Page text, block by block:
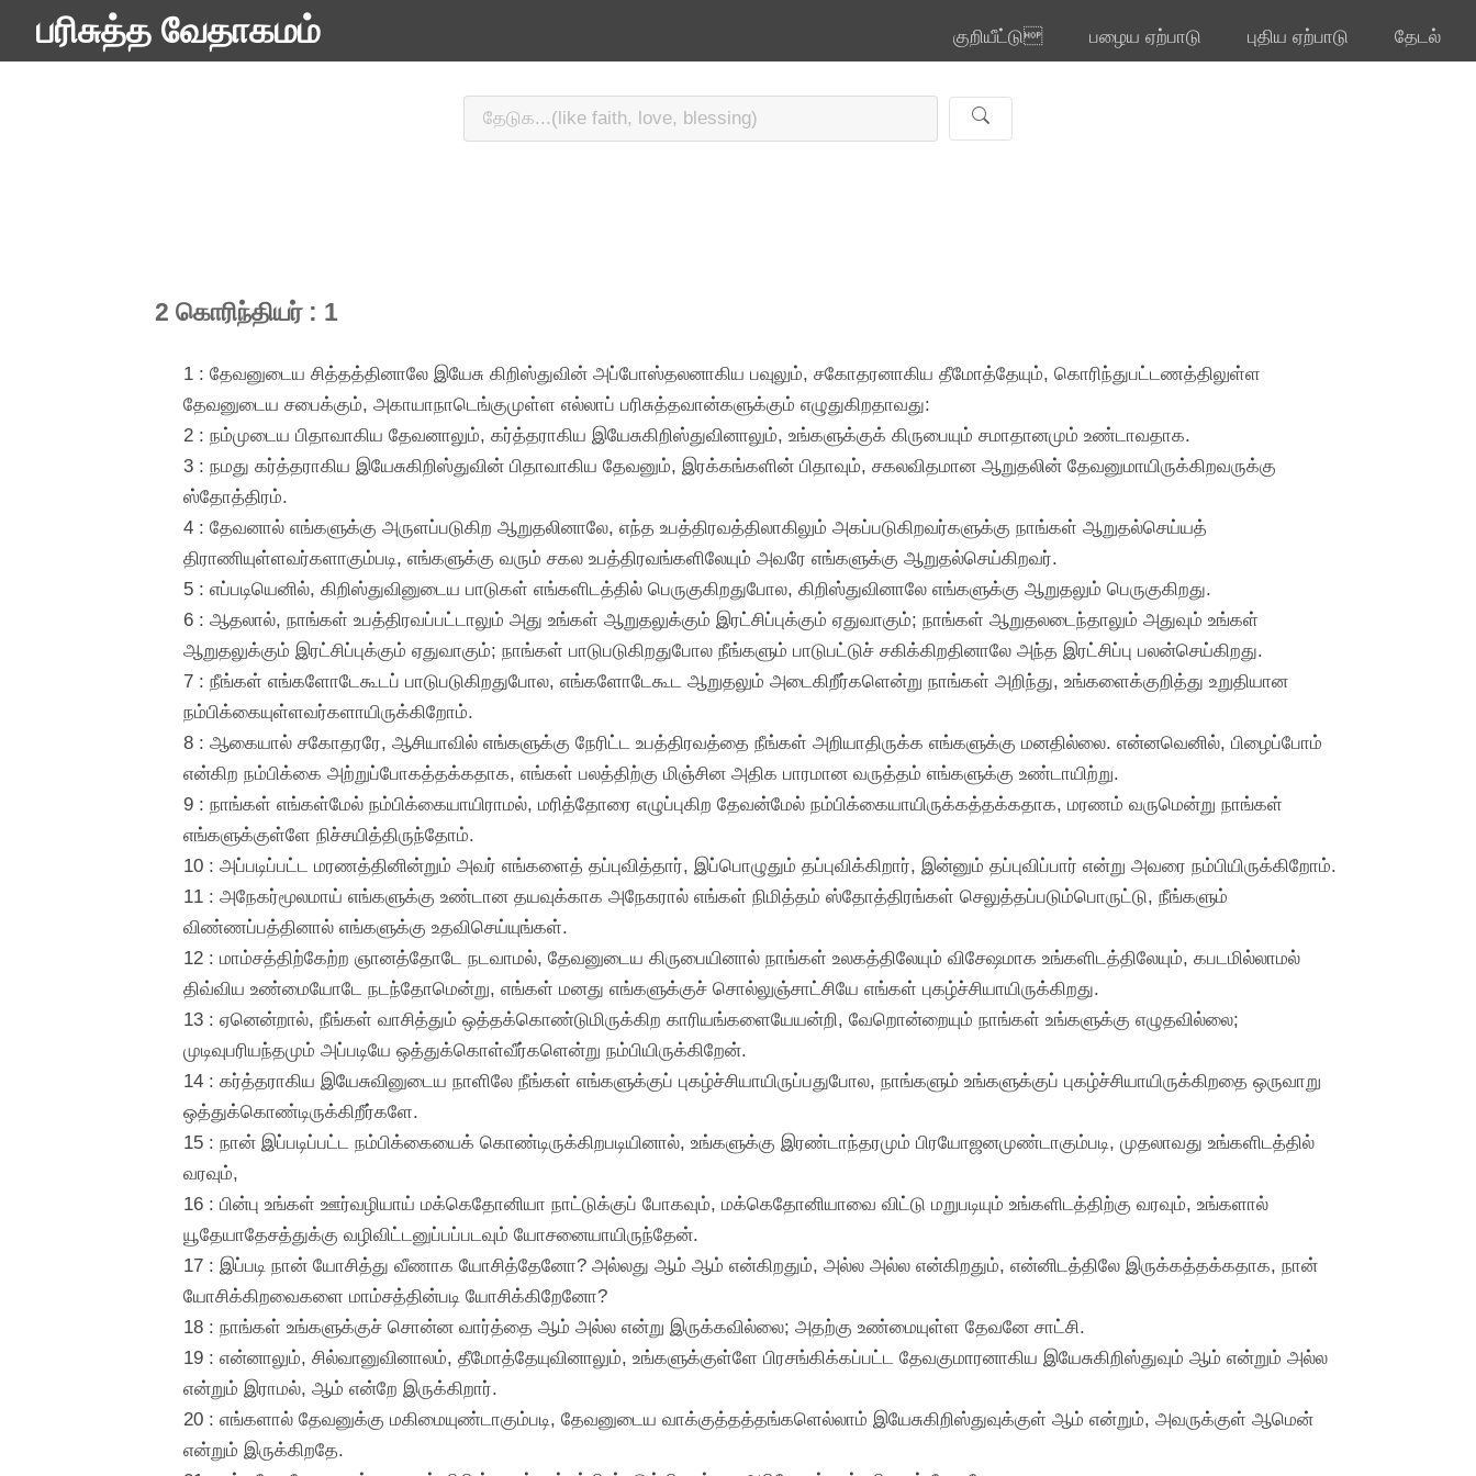
பரிசுத்த வேதாகமம் குறியீட்டு பழைய ஏற்பாடு புதிய ஏற்பாடு தேடல்
2 கொரிந்தியர் : 1
1 : தேவனுடைய சித்தத்தினாலே இயேசு கிறிஸ்துவின் அப்போஸ்தலனாகிய பவுலும், சகோதரனாகிய தீமோத்தேயும், கொரிந்துபட்டணத்திலுள்ள
தேவனுடைய சபைக்கும், அகாயாநாடெங்குமுள்ள எல்லாப் பரிசுத்தவான்களுக்கும் எழுதுகிறதாவது:
2 : நம்முடைய பிதாவாகிய தேவனாலும், கர்த்தராகிய இயேசுகிறிஸ்துவினாலும், உங்களுக்குக் கிருபையும் சமாதானமும் உண்டாவதாக.
3 : நமது கர்த்தராகிய இயேசுகிறிஸ்துவின் பிதாவாகிய தேவனும், இரக்கங்களின் பிதாவும், சகலவிதமான ஆறுதலின் தேவனுமாயிருக்கிறவருக்கு
ஸ்தோத்திரம்.
4 : தேவனால் எங்களுக்கு அருளப்படுகிற ஆறுதலினாலே, எந்த உபத்திரவத்திலாகிலும் அகப்படுகிறவர்களுக்கு நாங்கள் ஆறுதல்செய்யத்
திராணியுள்ளவர்களாகும்படி, எங்களுக்கு வரும் சகல உபத்திரவங்களிலேயும் அவரே எங்களுக்கு ஆறுதல்செய்கிறவர்.
5 : எப்படியெனில், கிறிஸ்துவினுடைய பாடுகள் எங்களிடத்தில் பெருகுகிறதுபோல, கிறிஸ்துவினாலே எங்களுக்கு ஆறுதலும் பெருகுகிறது.
6 : ஆதலால், நாங்கள் உபத்திரவப்பட்டாலும் அது உங்கள் ஆறுதலுக்கும் இரட்சிப்புக்கும் ஏதுவாகும்; நாங்கள் ஆறுதலடைந்தாலும் அதுவும் உங்கள்
ஆறுதலுக்கும் இரட்சிப்புக்கும் ஏதுவாகும்; நாங்கள் பாடுபடுகிறதுபோல நீங்களும் பாடுபட்டுச் சகிக்கிறதினாலே அந்த இரட்சிப்பு பலன்செய்கிறது.
7 : நீங்கள் எங்களோடேகூடப் பாடுபடுகிறதுபோல, எங்களோடேகூட ஆறுதலும் அடைகிறீர்களென்று நாங்கள் அறிந்து, உங்களைக்குறித்து உறுதியான
நம்பிக்கையுள்ளவர்களாயிருக்கிறோம்.
8 : ஆகையால் சகோதரரே, ஆசியாவில் எங்களுக்கு நேரிட்ட உபத்திரவத்தை நீங்கள் அறியாதிருக்க எங்களுக்கு மனதில்லை. என்னவெனில், பிழைப்போம்
என்கிற நம்பிக்கை அற்றுப்போகத்தக்கதாக, எங்கள் பலத்திற்கு மிஞ்சின அதிக பாரமான வருத்தம் எங்களுக்கு உண்டாயிற்று.
9 : நாங்கள் எங்கள்மேல் நம்பிக்கையாயிராமல், மரித்தோரை எழுப்புகிற தேவன்மேல் நம்பிக்கையாயிருக்கத்தக்கதாக, மரணம் வருமென்று நாங்கள்
எங்களுக்குள்ளே நிச்சயித்திருந்தோம்.
10 : அப்படிப்பட்ட மரணத்தினின்றும் அவர் எங்களைத் தப்புவித்தார், இப்பொழுதும் தப்புவிக்கிறார், இன்னும் தப்புவிப்பார் என்று அவரை நம்பியிருக்கிறோம்.
11 : அநேகர்மூலமாய் எங்களுக்கு உண்டான தயவுக்காக அநேகரால் எங்கள் நிமித்தம் ஸ்தோத்திரங்கள் செலுத்தப்படும்பொருட்டு, நீங்களும்
விண்ணப்பத்தினால் எங்களுக்கு உதவிசெய்யுங்கள்.
12 : மாம்சத்திற்கேற்ற ஞானத்தோடே நடவாமல், தேவனுடைய கிருபையினால் நாங்கள் உலகத்திலேயும் விசேஷமாக உங்களிடத்திலேயும், கபடமில்லாமல்
திவ்விய உண்மையோடே நடந்தோமென்று, எங்கள் மனது எங்களுக்குச் சொல்லுஞ்சாட்சியே எங்கள் புகழ்ச்சியாயிருக்கிறது.
13 : ஏனென்றால், நீங்கள் வாசித்தும் ஒத்தக்கொண்டுமிருக்கிற காரியங்களையேயன்றி, வேறொன்றையும் நாங்கள் உங்களுக்கு எழுதவில்லை;
முடிவுபரியந்தமும் அப்படியே ஒத்துக்கொள்வீர்களென்று நம்பியிருக்கிறேன்.
14 : கர்த்தராகிய இயேசுவினுடைய நாளிலே நீங்கள் எங்களுக்குப் புகழ்ச்சியாயிருப்பதுபோல, நாங்களும் உங்களுக்குப் புகழ்ச்சியாயிருக்கிறதை ஒருவாறு
ஒத்துக்கொண்டிருக்கிறீர்களே.
15 : நான் இப்படிப்பட்ட நம்பிக்கையைக் கொண்டிருக்கிறபடியினால், உங்களுக்கு இரண்டாந்தரமும் பிரயோஜனமுண்டாகும்படி, முதலாவது உங்களிடத்தில்
வரவும்,
16 : பின்பு உங்கள் ஊர்வழியாய் மக்கெதோனியா நாட்டுக்குப் போகவும், மக்கெதோனியாவை விட்டு மறுபடியும் உங்களிடத்திற்கு வரவும், உங்களால்
யூதேயாதேசத்துக்கு வழிவிட்டனுப்பப்படவும் யோசனையாயிருந்தேன்.
17 : இப்படி நான் யோசித்து வீணாக யோசித்தேனோ? அல்லது ஆம் ஆம் என்கிறதும், அல்ல அல்ல என்கிறதும், என்னிடத்திலே இருக்கத்தக்கதாக, நான்
யோசிக்கிறவைகளை மாம்சத்தின்படி யோசிக்கிறேனோ?
18 : நாங்கள் உங்களுக்குச் சொன்ன வார்த்தை ஆம் அல்ல என்று இருக்கவில்லை; அதற்கு உண்மையுள்ள தேவனே சாட்சி.
19 : என்னாலும், சில்வானுவினாலம், தீமோத்தேயுவினாலும், உங்களுக்குள்ளே பிரசங்கிக்கப்பட்ட தேவகுமாரனாகிய இயேசுகிறிஸ்துவும் ஆம் என்றும் அல்ல
என்றும் இராமல், ஆம் என்றே இருக்கிறார்.
20 : எங்களால் தேவனுக்கு மகிமையுண்டாகும்படி, தேவனுடைய வாக்குத்தத்தங்களெல்லாம் இயேசுகிறிஸ்துவுக்குள் ஆம் என்றும், அவருக்குள் ஆமென்
என்றும் இருக்கிறதே.